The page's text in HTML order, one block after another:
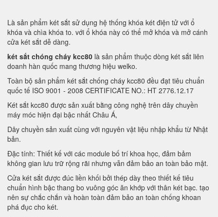
Là sản phẩm két sắt sử dụng hệ thống khóa két điện tử với ổ
khóa và chìa khóa to. với ổ khóa này có thể mở khóa và mở cánh
cửa két sắt dễ dàng.
két sắt chóng cháy kcc80 là sản phẩm thuộc dòng két sắt liên
doanh hàn quốc mang thương hiệu welko.
Toàn bộ sản phẩm két sắt chống cháy kcc80 đều đạt tiêu chuẩn
quốc tế ISO 9001 - 2008 CERTIFICATE NO.: HT 2776.12.17
Két sắt kcc80 được sản xuất bằng công nghệ trên dây chuyền
máy móc hiện đại bậc nhất Châu Á,
Dây chuyền sản xuất cùng với nguyên vật liệu nhập khẩu từ Nhật
bản.
Đặc tính: Thiết kế với các module bố trí khoa học, đảm bảm
không gian lưu trữ rộng rãi nhưng vẫn đảm bảo an toàn bảo mật.
Cửa két sắt được đúc liền khối bởi thép dày theo thiết kế tiêu
chuẩn hình bậc thang bo vuông góc ăn khớp với thân két bạc. tạo
nên sự chắc chắn và hoàn toàn đảm bảo an toàn chống khoan
phá đục cho két.